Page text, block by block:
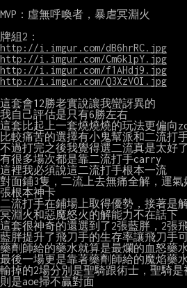
MVP：虛無呼喚者，暴虐冥淵火
http://i.imgur.com/dB6hrRC.jpg
http://i.imgur.com/Cm6klpY.jpg
http://i.imgur.com/f1AHdj9.jpg
http://i.imgur.com/Q3XzVOI.jpg
這套會12勝老實說讓我蠻訝異的
我自己評估是只有6勝左右
這套比起上一套燒燒燒的玩法更偏向
比較痛苦的選擇有小鬼幫派和二流打
不過打完之後我覺得選二流真是太好了
有很多場次都是靠二流打手carry
這裡我必須說這二流打手根本一流
對面鋪3隻，二流上去無痛全解，運
張根本神卡
二流打手在鋪場上取得優勢，接著是
冥淵火和惡魔怒火的解能力不在話下
這套很神奇的還選到了2張藍胖，2張
藍胖提升了飛刀手的生存率讓飛刀手
藥劑師給的藥水就算是最爛的血怒藥
最後一場更是靠著藥劑師給的魔焰藥
輸掉的2場分別是聖騎跟術士，聖騎
則是aoe掃不贏對面